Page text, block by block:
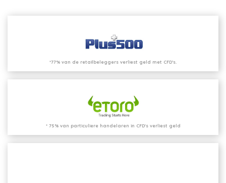
*77% van de retailbeleggers verliest geld met CFD’s.
* 75% van particuliere handelaren in CFD's verliest geld